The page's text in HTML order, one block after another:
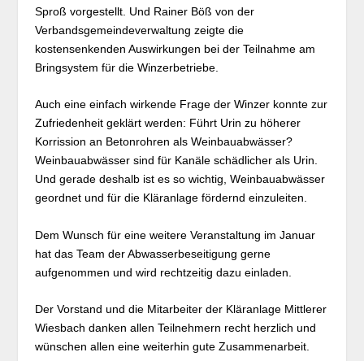
Sproß vorgestellt. Und Rainer Böß von der
Verbandsgemeindeverwaltung zeigte die
kostensenkenden Auswirkungen bei der Teilnahme am
Bringsystem für die Winzerbetriebe.
Auch eine einfach wirkende Frage der Winzer konnte zur
Zufriedenheit geklärt werden: Führt Urin zu höherer
Korrission an Betonrohren als Weinbauabwässer?
Weinbauabwässer sind für Kanäle schädlicher als Urin.
Und gerade deshalb ist es so wichtig, Weinbauabwässer
geordnet und für die Kläranlage fördernd einzuleiten.
Dem Wunsch für eine weitere Veranstaltung im Januar
hat das Team der Abwasserbeseitigung gerne
aufgenommen und wird rechtzeitig dazu einladen.
Der Vorstand und die Mitarbeiter der Kläranlage Mittlerer
Wiesbach danken allen Teilnehmern recht herzlich und
wünschen allen eine weiterhin gute Zusammenarbeit.